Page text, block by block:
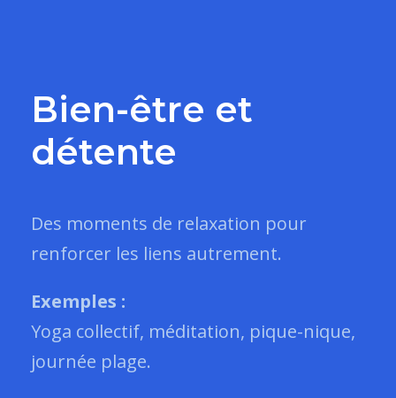
Bien-être et
détente
Des moments de relaxation pour
renforcer les liens autrement.
Exemples :
Yoga collectif, méditation, pique-nique,
journée plage.